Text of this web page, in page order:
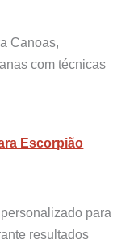
Canoas,
com técnicas
Escorpião
para
resultados